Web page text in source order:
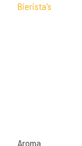
Bierista's
Aroma